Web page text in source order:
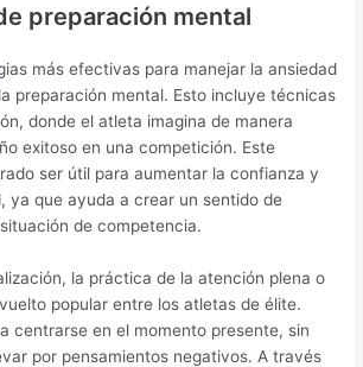
preparación mental
más efectivas para manejar la ansiedad
preparación mental. Esto incluye técnicas
donde el atleta imagina de manera
exitoso en una competición. Este
ser útil para aumentar la confianza y
ya que ayuda a crear un sentido de
de competencia.
la práctica de la atención plena o
popular entre los atletas de élite.
centrarse en el momento presente, sin
por pensamientos negativos. A través